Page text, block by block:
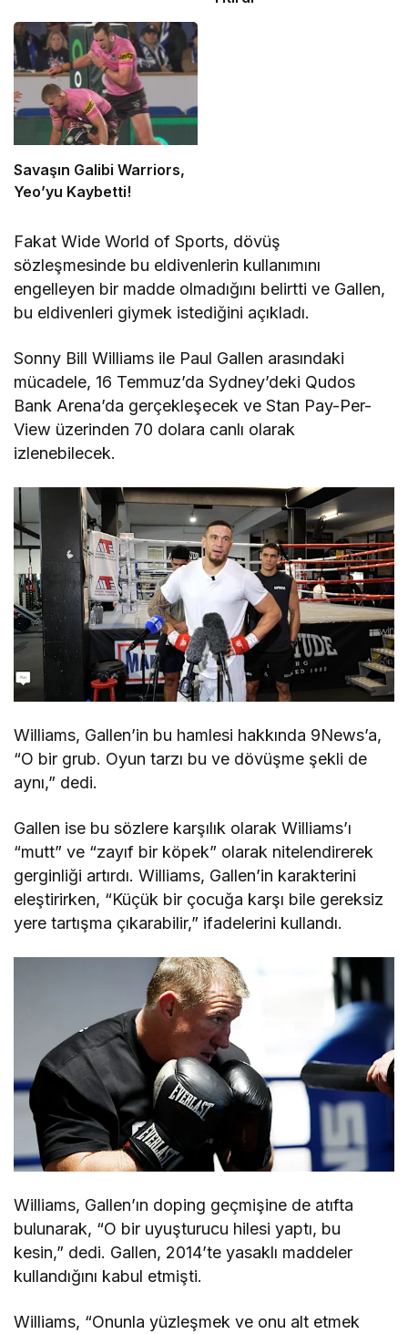
Savaşın Galibi Warriors,
Yeo’yu Kaybetti!
Fakat Wide World of Sports, dövüş
sözleşmesinde bu eldivenlerin kullanımını
engelleyen bir madde olmadığını belirtti ve Gallen,
bu eldivenleri giymek istediğini açıkladı.
Sonny Bill Williams ile Paul Gallen arasındaki
mücadele, 16 Temmuz’da Sydney’deki Qudos
Bank Arena’da gerçekleşecek ve Stan Pay-Per-
View üzerinden 70 dolara canlı olarak
izlenebilecek.
Williams, Gallen’in bu hamlesi hakkında 9News’a,
“O bir grub. Oyun tarzı bu ve dövüşme şekli de
aynı,” dedi.
Gallen ise bu sözlere karşılık olarak Williams’ı
“mutt” ve “zayıf bir köpek” olarak nitelendirerek
gerginliği artırdı. Williams, Gallen’in karakterini
eleştirirken, “Küçük bir çocuğa karşı bile gereksiz
yere tartışma çıkarabilir,” ifadelerini kullandı.
Williams, Gallen’ın doping geçmişine de atıfta
bulunarak, “O bir uyuşturucu hilesi yaptı, bu
kesin,” dedi. Gallen, 2014’te yasaklı maddeler
kullandığını kabul etmişti.
Williams, “Onunla yüzleşmek ve onu alt etmek